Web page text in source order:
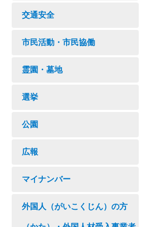
交通安全
市民活動・市民協働
霊園・墓地
選挙
公園
広報
マイナンバー
外国人（がいこくじん）の方